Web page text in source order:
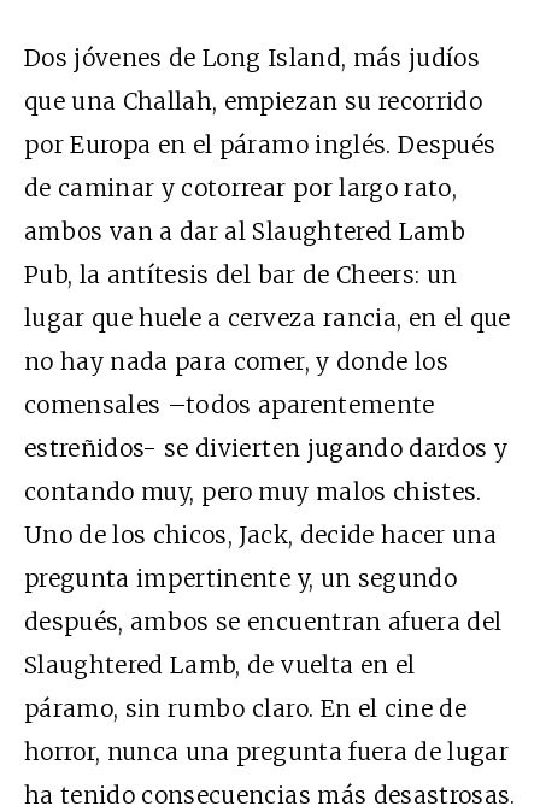
Dos jóvenes de Long Island, más judíos
que una Challah, empiezan su recorrido
por Europa en el páramo inglés. Después
de caminar y cotorrear por largo rato,
ambos van a dar al Slaughtered Lamb
Pub, la antítesis del bar de Cheers: un
lugar que huele a cerveza rancia, en el que
no hay nada para comer, y donde los
comensales –todos aparentemente
estreñidos- se divierten jugando dardos y
contando muy, pero muy malos chistes.
Uno de los chicos, Jack, decide hacer una
pregunta impertinente y, un segundo
después, ambos se encuentran afuera del
Slaughtered Lamb, de vuelta en el
páramo, sin rumbo claro. En el cine de
horror, nunca una pregunta fuera de lugar
ha tenido consecuencias más desastrosas.